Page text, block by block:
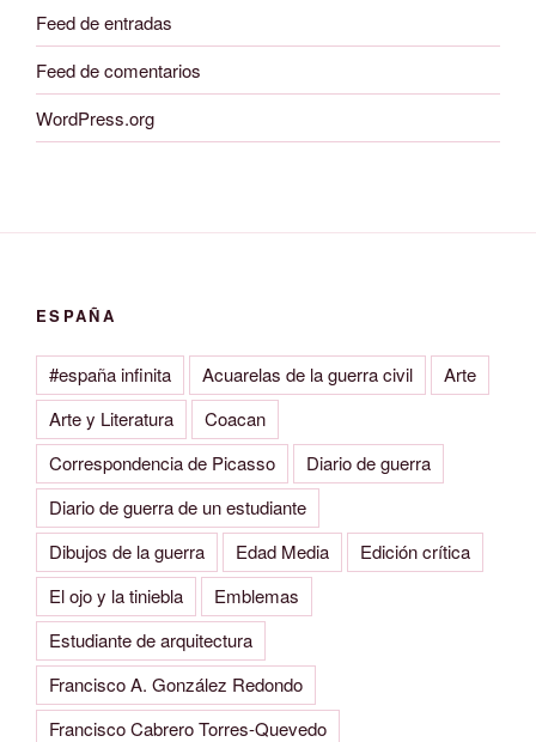
Feed de entradas
Feed de comentarios
WordPress.org
ESPAÑA
#españa infinita Acuarelas de la guerra civil
Arte
Arte y Literatura
Coacan
Correspondencia de Picasso
Diario de guerra
Diario de guerra de un estudiante
Dibujos de la guerra
Edad Media
Edición crítica
El ojo y la tiniebla
Emblemas
Estudiante de arquitectura
Francisco A. González Redondo
Francisco Cabrero Torres-Quevedo